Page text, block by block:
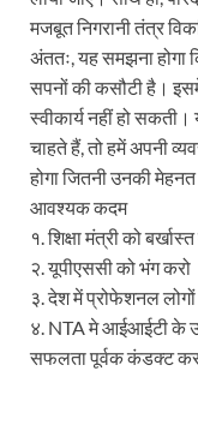
मजबूत निगरानी तंत्र
अंततः, यह समझना होगा
सपनों की कसौटी है।
स्वीकार्य नहीं हो
चाहते हैं, तो हमें अपनी
होगा जितनी उनकी
आवश्यक कदम
१. शिक्षा मंत्री को
२. यूपीएससी को भंग करो
३. देश में प्रोफेशनल
४. NTA मे आईआईटी के
सफलता पूर्वक कंडक्ट